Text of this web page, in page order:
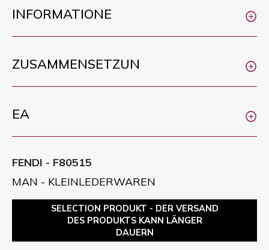
INFORMATIONE
ZUSAMMENSETZUN
EA
FENDI - F80515
MAN - KLEINLEDERWAREN
SELECTION PRODUKT - DER VERSAND
DES PRODUKTS KANN LÄNGER
DAUERN